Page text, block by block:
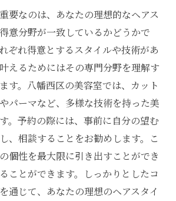
要なのは、あなたの理想的なヘアス
意分野が一致しているかどうかで
ぞれ得意とするスタイルや技術があ
えるためにはその専門分野を理解す
す。八幡西区の美容室では、カット
パーマなど、多様な技術を持った美
。予約の際には、事前に自分の望む
、相談することをお勧めします。こ
個性を最大限に引き出すことができ
ことができます。しっかりとしたコ
通じて、あなたの理想のヘアスタイ